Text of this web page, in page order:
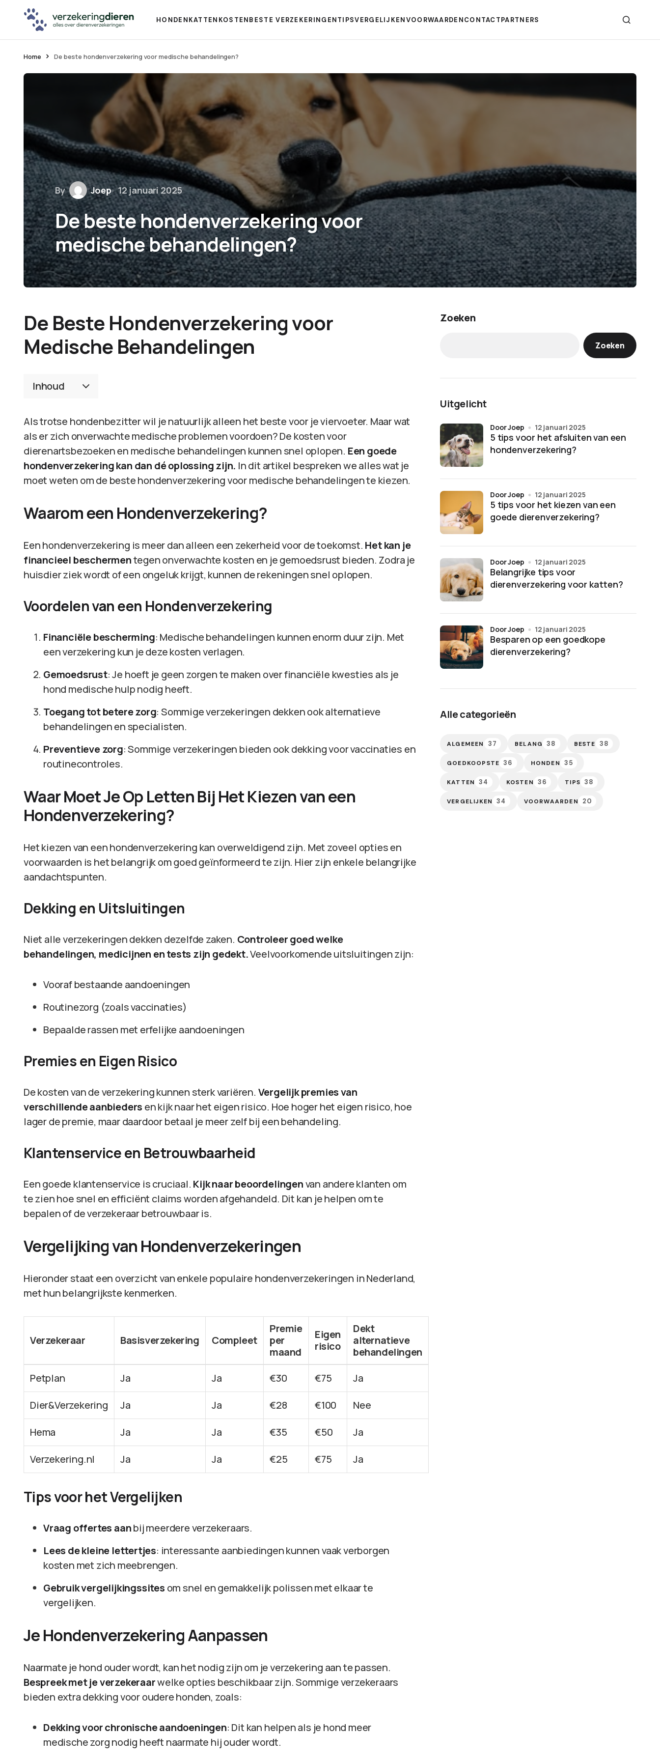
HONDENKATTEN KOSTENBESTE VERZEKERINGENTIPSVERGELIJKENVOORWAARDENCONTACTPARTNERS
Home De beste hondenverzekering voor medische behandelingen?
By Joep 12 januari 2025
De beste hondenverzekering voor
medische behandelingen?
De Beste Hondenverzekering voor
Medische Behandelingen
Inhoud
Als trotse hondenbezitter wil je natuurlijk alleen het beste voor je viervoeter. Maar wat
als er zich onverwachte medische problemen voordoen? De kosten voor
dierenartsbezoeken en medische behandelingen kunnen snel oplopen. Een goede
hondenverzekering kan dan dé oplossing zijn. In dit artikel bespreken we alles wat je
moet weten om de beste hondenverzekering voor medische behandelingen te kiezen.
Waarom een Hondenverzekering?
Een hondenverzekering is meer dan alleen een zekerheid voor de toekomst. Het kan je
financieel beschermentegen onverwachte kosten en je gemoedsrust bieden. Zodra je
huisdier ziek wordt of een ongeluk krijgt, kunnen de rekeningen snel oplopen.
Voordelen van een Hondenverzekering
Financiële bescherming: Medische behandelingen kunnen enorm duur zijn. Met
een verzekering kun je deze kosten verlagen.
Gemoedsrust: Je hoeft je geen zorgen te maken over financiële kwesties als je
hond medische hulp nodig heeft.
Toegang tot betere zorg: Sommige verzekeringen dekken ook alternatieve
behandelingen en specialisten.
Preventieve zorg: Sommige verzekeringen bieden ook dekking voor vaccinaties en
routinecontroles.
Waar Moet Je Op Letten Bij Het Kiezen van een
Hondenverzekering?
Het kiezen van een hondenverzekering kan overweldigend zijn. Met zoveel opties en
voorwaarden is het belangrijk om goed geïnformeerd te zijn. Hier zijn enkele belangrijke
aandachtspunten.
Dekking en Uitsluitingen
Niet alle verzekeringen dekken dezelfde zaken. Controleer goed welke
behandelingen, medicijnen en tests zijn gedekt.Veelvoorkomende uitsluitingen zijn:
Vooraf bestaande aandoeningen
Routinezorg (zoals vaccinaties)
Bepaalde rassen met erfelijke aandoeningen
Premies en Eigen Risico
De kosten van de verzekering kunnen sterk variëren. Vergelijk premies van
verschillende aanbieders en kijk naar het eigen risico. Hoe hoger het eigen risico, hoe
lager de premie, maar daardoor betaal je meer zelf bij een behandeling.
Klantenservice en Betrouwbaarheid
Een goede klantenservice is cruciaal. Kijk naar beoordelingenvan andere klanten om
te zien hoe snel en efficiënt claims worden afgehandeld. Dit kan je helpen om te
bepalen of de verzekeraar betrouwbaar is.
Vergelijking van Hondenverzekeringen
Hieronder staat een overzicht van enkele populaire hondenverzekeringen in Nederland,
met hun belangrijkste kenmerken.
Verzekeraar Basisverzekering Compleet
Premie
per
maand
Eigen
risico
Dekt
alternatieve
behandelingen
Petplan
Ja Ja €30 €75 Ja
Dier&Verzekering Ja Ja €28 €100 Nee
Hema Ja Ja €35 €50 Ja
Verzekering.nl Ja Ja €25 €75 Ja
Tips voor het Vergelijken
Vraag offertes aanbij meerdere verzekeraars.
Lees de kleine lettertjes: interessante aanbiedingen kunnen vaak verborgen
kosten met zich meebrengen.
Gebruik vergelijkingssites om snel en gemakkelijk polissen met elkaar te
vergelijken.
Je Hondenverzekering Aanpassen
Naarmate je hond ouder wordt, kan het nodig zijn om je verzekering aan te passen.
Bespreek met je verzekeraarwelke opties beschikbaar zijn. Sommige verzekeraars
bieden extra dekking voor oudere honden, zoals:
Dekking voor chronische aandoeningen: Dit kan helpen als je hond meer
medische zorg nodig heeft naarmate hij ouder wordt.
Zoeken
Zoeken
Uitgelicht
5 tips voor het afsluiten van een
hondenverzekering?
door Joep 12 januari 2025
5 tips voor het kiezen van een
goede dierenverzekering?
door Joep 12 januari 2025
Belangrijke tips voor
dierenverzekering voor katten?
door Joep 12 januari 2025
Besparen op een goedkope
dierenverzekering?
door Joep 12 januari 2025
Alle categorieën
ALGEMEEN 37 BELANG 38 BESTE 38
GOEDKOOPSTE 36 HONDEN 35
KATTEN 34 KOSTEN 36 TIPS 38
VERGELIJKEN 34 VOORWAARDEN 20